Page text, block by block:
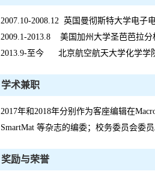
2007.10-2008.12 英国曼彻斯特大学电子
2009.1-2013.8 美国加州大学圣芭芭拉分
2013.9-至今 北京航空航天大学化学学
学术兼职
2017年和2018年分别作为客座编辑在
SmartMat 等杂志的编委；校务委员会委员
奖励与荣誉